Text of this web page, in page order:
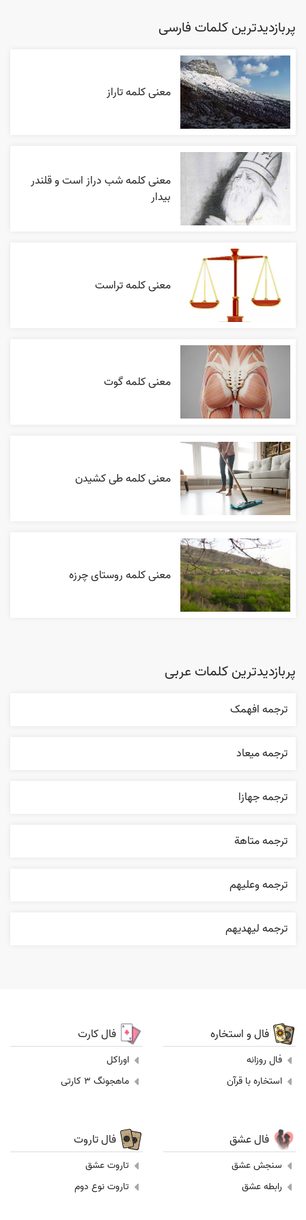
پربازدیدترین کلمات فارسی
معنی کلمه تاراز
معنی کلمه شب دراز است و قلندر
بیدار
معنی کلمه تراست
معنی کلمه گوت
معنی کلمه طی کشیدن
معنی کلمه روستای چرزه
پربازدیدترین کلمات عربی
ترجمه افهمک
ترجمه ميعاد
ترجمه جهازا
ترجمه متاهة
ترجمه وعليهم
ترجمه ليهديهم
فال و استخاره
فال روزانه
استخاره با قرآن
فال کارت
اوراکل
ماهجونگ 3 کارتی
فال عشق
سنجش عشق
رابطه عشق
فال تاروت
تاروت عشق
تاروت نوع دوم